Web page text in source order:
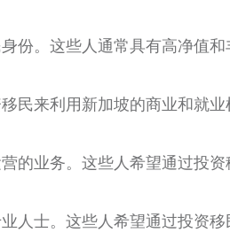
份。这些人通常具有高净值和
民来利用新加坡的商业和就业
的业务。这些人希望通过投
人士。这些人希望通过投资